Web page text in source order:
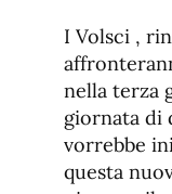
I Volsci ,
nella terza
giornata di
vorrebbe
questa